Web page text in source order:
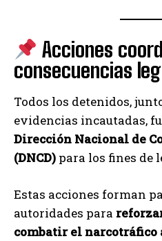
Acciones
consecuencias
Todos los detenidos,
evidencias incautadas,
Dirección Nacional de
(DNCD) para los fines de
Estas acciones forman
autoridades para
combatir el